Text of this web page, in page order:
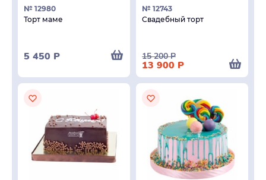
№ 12980
Торт маме
5 450 Р
№ 12743
Свадебный торт
15 200Р
13 900 Р